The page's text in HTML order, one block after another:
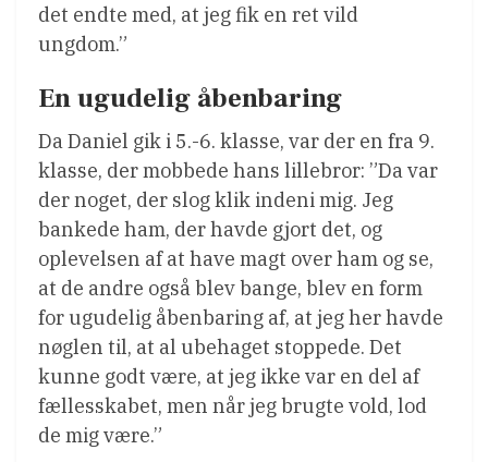
det endte med, at jeg fik en ret vild
ungdom.”
En ugudelig åbenbaring
Da Daniel gik i 5.-6. klasse, var der en fra 9.
klasse, der mobbede hans lillebror: ”Da var
der noget, der slog klik indeni mig. Jeg
bankede ham, der havde gjort det, og
oplevelsen af at have magt over ham og se,
at de andre også blev bange, blev en form
for ugudelig åbenbaring af, at jeg her havde
nøglen til, at al ubehaget stoppede. Det
kunne godt være, at jeg ikke var en del af
fællesskabet, men når jeg brugte vold, lod
de mig være.”